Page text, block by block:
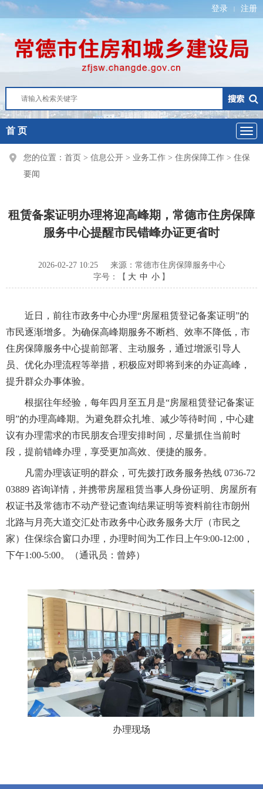
登录 | 注册
首 页
您的位置： 首页 > 信息公开 > 业务工作 > 住房保障工作 > 住保
要闻
租赁备案证明办理将迎高峰期，常德市住房保障
服务中心提醒市民错峰办证更省时
2026-02-27 10:25
来源：常德市住房保障服务中心
字号：【 大 中 小 】
近日，前往市政务中心办理“房屋租赁登记备案证明”的
市民逐渐增多。为确保高峰期服务不断档、效率不降低，市
住房保障服务中心提前部署、主动服务，通过增派引导人
员、优化办理流程等举措，积极应对即将到来的办证高峰，
提升群众办事体验。
根据往年经验，每年四月至五月是“房屋租赁登记备案证
明”的办理高峰期。为避免群众扎堆、减少等待时间，中心建
议有办理需求的市民朋友合理安排时间，尽量抓住当前时
段，提前错峰办理，享受更加高效、便捷的服务。
凡需办理该证明的群众，可先拨打政务服务热线 0736-72
03889 咨询详情，并携带房屋租赁当事人身份证明、房屋所有
权证书及常德市不动产登记查询结果证明等资料前往市朗州
北路与月亮大道交汇处市政务中心政务服务大厅（市民之
家）住保综合窗口办理，办理时间为工作日上午9:00-12:00，
下午1:00-5:00。（通讯员：曾婷）
办理现场